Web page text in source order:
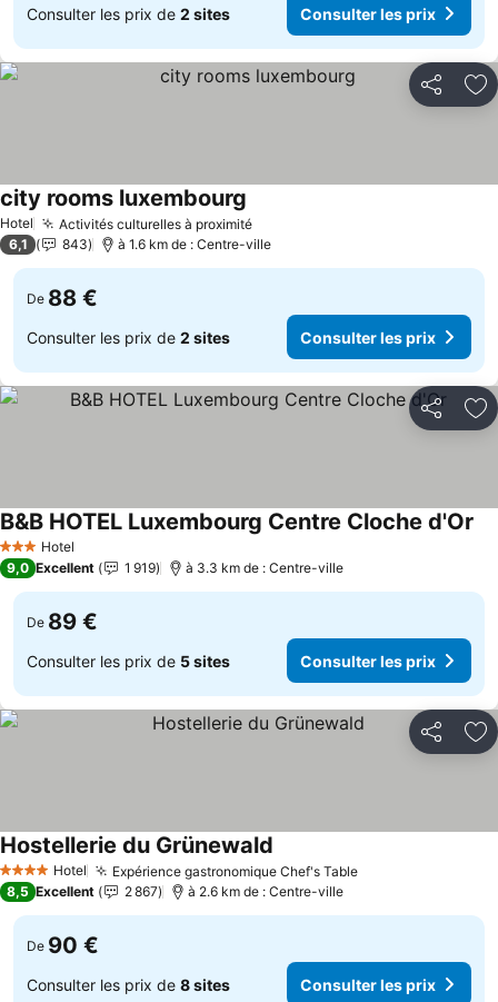
Consulter les prix de 2 sites Consulter les prix
Partager
Hotel Activités culturelles à proximitéConsulter les prix
city rooms luxembourg
6,1 843 à 1.6 km de : Centre-ville
De 88 €
Consulter les prix de 2 sites Consulter les prix
Partager
3 ÉtoilesHotel
B&B HOTEL Luxembourg Centre Cloche d'Or
9,0 Excellent 1 919 à 3.3 km de : Centre-ville
De 89 €
Consulter les prix de 5 sites Consulter les prix
Partager
4 Étoiles Hotel Expérience gastronomique Chef's TableConsulter les
Hostellerie du Grünewald
8,5 Excellent 2 867 à 2.6 km de : Centre-ville
De 90 €
Consulter les prix de 8 sites Consulter les prix